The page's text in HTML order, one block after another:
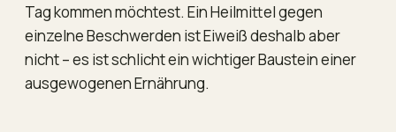
Tag kommen möchtest. Ein Heilmittel gegen
einzelne Beschwerden ist Eiweiß deshalb aber
nicht – es ist schlicht ein wichtiger Baustein einer
ausgewogenen Ernährung.